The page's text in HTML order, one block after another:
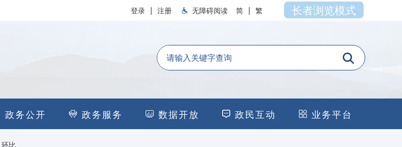
登录 | 注册 无障碍阅读 简 | 繁 长者浏览模式
政务公开 政务服务 数据开放 政民互动 业务平台
环比